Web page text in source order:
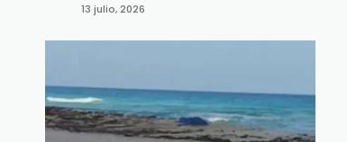
13 julio, 2026